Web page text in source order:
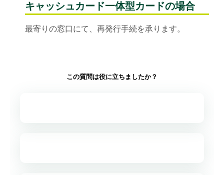
キャッシュカード一体型カードの場合
最寄りの窓口にて、再発行手続を承ります。
この質問は役に立ちましたか？